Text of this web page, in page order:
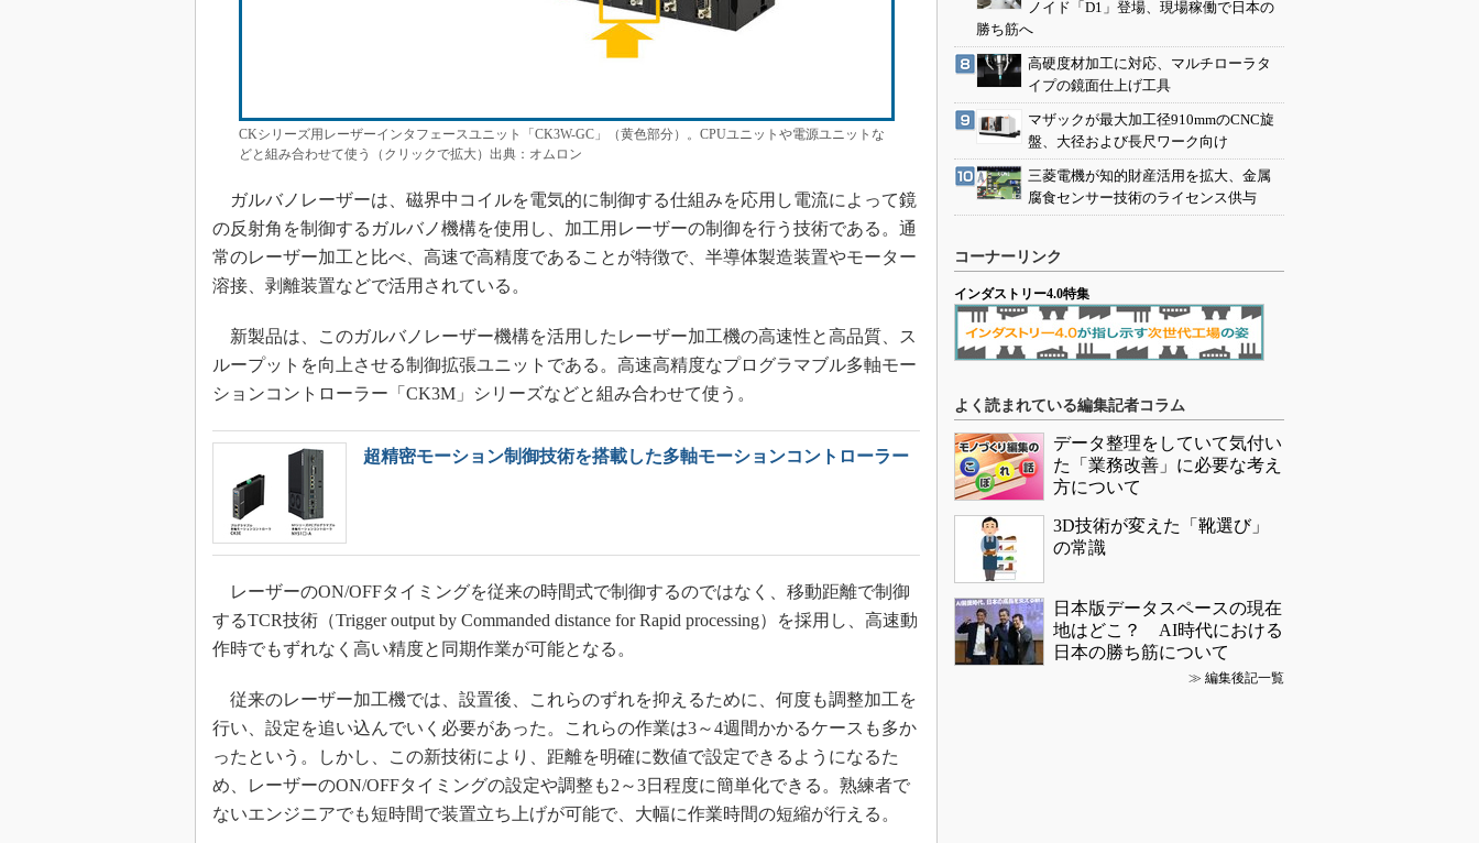
新型コロナへの対応
CKシリーズ用レーザーインタフェースユニット「CK3W-GC」（黄色部分）。CPUユニットや電源ユニットな
どと組み合わせて使う（クリックで拡大）出典：オムロン
ガルバノレーザーは、磁界中コイルを電気的に制御する仕組みを応用し電流によって鏡
の反射角を制御するガルバノ機構を使用し、加工用レーザーの制御を行う技術である。通
常のレーザー加工と比べ、高速で高精度であることが特徴で、半導体製造装置やモーター
溶接、剥離装置などで活用されている。
新製品は、このガルバノレーザー機構を活用したレーザー加工機の高速性と高品質、ス
ループットを向上させる制御拡張ユニットである。高速高精度なプログラマブル多軸モー
ションコントローラー「CK3M」シリーズなどと組み合わせて使う。
超精密モーション制御技術を搭載した多軸モーションコントローラー
レーザーのON/OFFタイミングを従来の時間式で制御するのではなく、移動距離で制御
するTCR技術（Trigger output by Commanded distance for Rapid processing）を採用し、高速動
作時でもずれなく高い精度と同期作業が可能となる。
従来のレーザー加工機では、設置後、これらのずれを抑えるために、何度も調整加工を
行い、設定を追い込んでいく必要があった。これらの作業は3～4週間かかるケースも多か
ったという。しかし、この新技術により、距離を明確に数値で設定できるようになるた
め、レーザーのON/OFFタイミングの設定や調整も2～3日程度に簡単化できる。熟練者で
ないエンジニアでも短時間で装置立ち上げが可能で、大幅に作業時間の短縮が行える。
ノイド「D1」登場、現場稼働で日本の
勝ち筋へ
高硬度材加工に対応、マルチローラタ
イプの鏡面仕上げ工具
マザックが最大加工径910mmのCNC旋
盤、大径および長尺ワーク向け
三菱電機が知的財産活用を拡大、金属
腐食センサー技術のライセンス供与
コーナーリンク
インダストリー4.0特集
よく読まれている編集記者コラム
データ整理をしていて気付い
た「業務改善」に必要な考え
方について
3D技術が変えた「靴選び」
の常識
日本版データスペースの現在
地はどこ？ AI時代における
日本の勝ち筋について
≫ 編集後記一覧